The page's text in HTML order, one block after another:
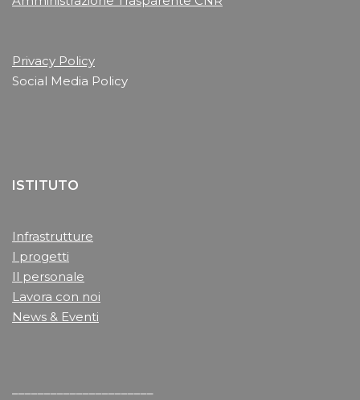
Privacy Policy
Social Media Policy
ISTITUTO
Infrastrutture
I progetti
Il personale
Lavora con noi
News & Eventi